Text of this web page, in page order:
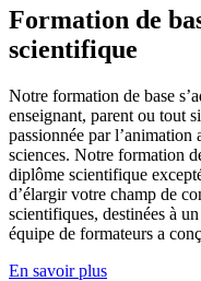
Formation de
scientifique
Notre formation de base
enseignant, parent ou tout
passionnée par l’animation
sciences. Notre formation
diplôme scientifique
d’élargir votre champ de
scientifiques, destinées à
équipe de formateurs a
En savoir plus